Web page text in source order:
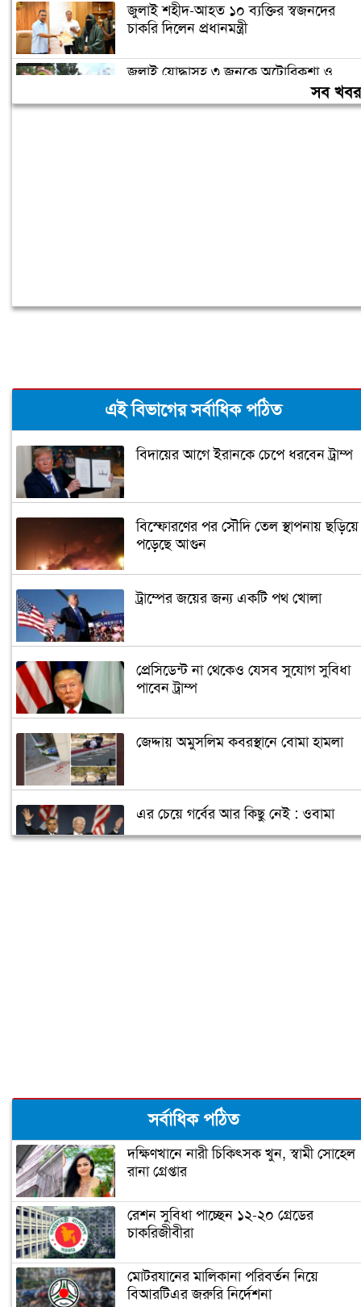
জুলাই শহীদ-আহত ১০ ব্যক্তির স্বজনদের
চাকরি দিলেন প্রধানমন্ত্রী
জুলাই যোদ্ধাসহ ৩ জনকে অটোরিকশা ও
সব
এই বিভাগের সর্বাধিক পঠিত
বিদায়ের আগে ইরানকে চেপে ধরবেন ট্রাম্প
বিস্ফোরণের পর সৌদি তেল স্থাপনায় ছড়িয়ে
পড়েছে আগুন
ট্রাম্পের জয়ের জন্য একটি পথ খোলা
প্রেসিডেন্ট না থেকেও যেসব সুযোগ সুবিধা
পাবেন ট্রাম্প
জেদ্দায় অমুসলিম কবরস্থানে বোমা হামলা
এর চেয়ে গর্বের আর কিছু নেই : ওবামা
ঘর ভাঙতে বসেছে ট্রাম্পের!
জিতেই প্রথম যে কাজটি করলেন বাইডেন
‘গ্রেফতার হতে পারেন ডোনাল্ড ট্রাম্প’
সর্বাধিক পঠিত
দক্ষিণখানে নারী চিকিৎসক খুন, স্বামী সোহেল
রানা গ্রেপ্তার
রেশন সুবিধা পাচ্ছেন ১২-২০ গ্রেডের
চাকরিজীবীরা
মোটরযানের মালিকানা পরিবর্তন নিয়ে
বিআরটিএর জরুরি নির্দেশনা